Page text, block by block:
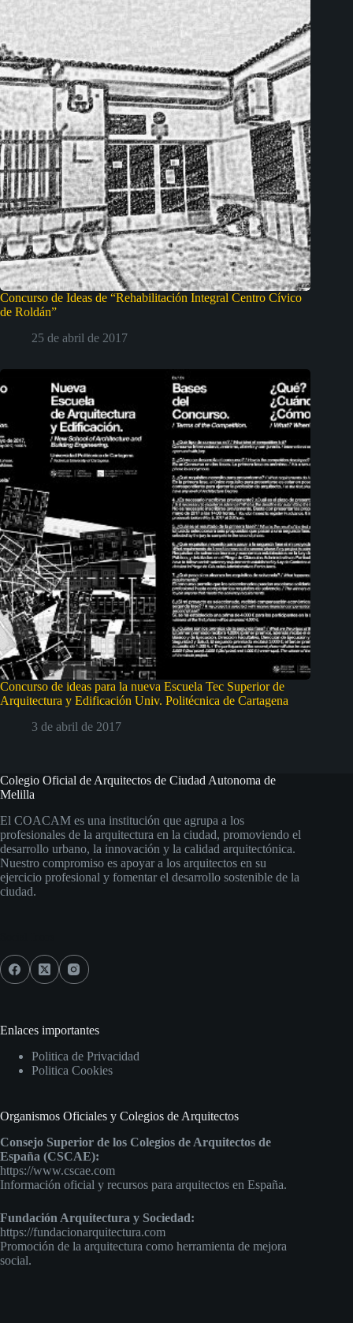
Concurso de Ideas de “Rehabilitación Integral Centro Cívico
de Roldán”
25 de abril de 2017
Concurso de ideas para la nueva Escuela Tec Superior de
Arquitectura y Edificación Univ. Politécnica de Cartagena
3 de abril de 2017
Colegio Oficial de Arquitectos de Ciudad Autonoma de
Melilla
El COACAM es una institución que agrupa a los
profesionales de la arquitectura en la ciudad, promoviendo el
desarrollo urbano, la innovación y la calidad arquitectónica.
Nuestro compromiso es apoyar a los arquitectos en su
ejercicio profesional y fomentar el desarrollo sostenible de la
ciudad.
Enlaces importantes
Politica de Privacidad
Politica Cookies
Organismos Oficiales y Colegios de Arquitectos
Consejo Superior de los Colegios de Arquitectos de
España (CSCAE):
https://www.cscae.com
Información oficial y recursos para arquitectos en España.
Fundación Arquitectura y Sociedad:
https://fundacionarquitectura.com
Promoción de la arquitectura como herramienta de mejora
social.